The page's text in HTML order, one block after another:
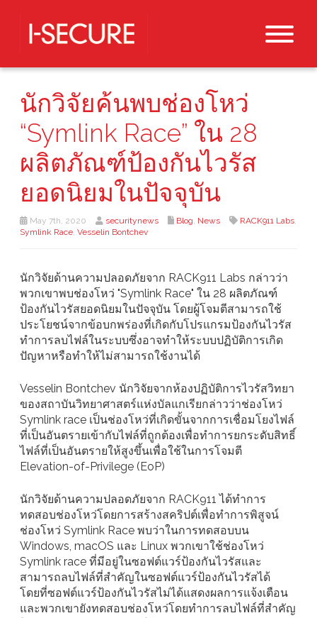
นักวิจัยค้นพบช่องโหว่
“Symlink Race” ใน 28
ผลิตภัณฑ์ป้องกันไวรัส
ยอดนิยมในปัจจุบัน
May 7th, 2020 securitynews Blog, News RACK911 Labs,
Symlink Race, Vesselin Bontchev
นักวิจัยด้านความปลอดภัยจาก RACK911 Labs กล่าวว่า
พวกเขาพบช่องโหว่ "Symlink Race" ใน 28 ผลิตภัณฑ์
ป้องกันไวรัสยอดนิยมในปัจจุบัน โดยผู้โจมตีสามารถใช้
ประโยชน์จากข้อบกพร่องที่เกิดกับโปรแกรมป้องกันไวรัส
ทำการลบไฟล์ในระบบซึ่งอาจทำให้ระบบปฏิบัติการเกิด
ปัญหาหรือทำให้ไม่สามารถใช้งานได้
Vesselin Bontchev นักวิจัยจากห้องปฏิบัติการไวรัสวิทยา
ของสถาบันวิทยาศาสตร์แห่งบัลแกเรียกล่าวว่าช่องโหว่
Symlink race เป็นช่องโหว่ที่เกิดขั้นจากการเชื่อมโยงไฟล์
ที่เป็นอันตรายเข้ากับไฟล์ที่ถูกต้องเพื่อทำการยกระดับสิทธิ์
ไฟล์ที่เป็นอันตรายให้สูงขึ้นเพื่อใช้ในการโจมตี
Elevation-of-Privilege (EoP)
นักวิจัยด้านความปลอดภัยจาก RACK911 ได้ทำการ
ทดสอบช่องโหว่โดยการสร้างสคริปต์เพื่อทำการพิสูจน์
ช่องโหว่ Symlink Race พบว่าในการทดสอบบน
Windows, macOS และ Linux พวกเขาใช้ช่องโหว่
Symlink race ที่มีอยู่ในซอฟต์แวร์ป้องกันไวรัสและ
สามารถลบไฟล์ที่สำคัญในซอฟต์แวร์ป้องกันไวรัสได้
โดยที่ซอฟต์แวร์ป้องกันไวรัสไม่ได้แสดงผลการแจ้งเตือน
และพวกเขายังทดสอบช่องโหว่โดยทำการลบไฟล์ที่สำคัญ